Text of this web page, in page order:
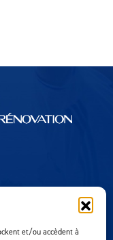
et/ou accèdent à